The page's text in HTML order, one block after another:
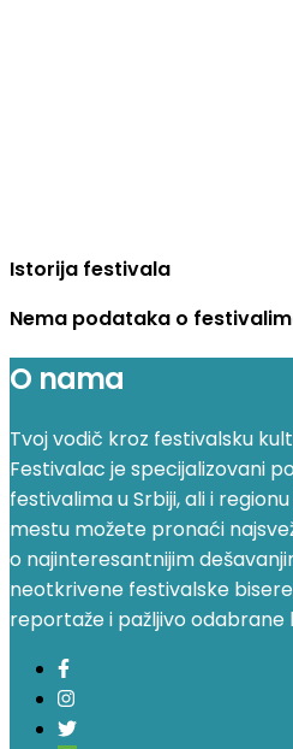
Istorija festivala
Nema podataka o
O nama
Tvoj vodič kroz festivalsku
Festivalac je specijalizovani
festivalima u Srbiji, ali i
mestu možete pronaći
o najinteresantnijim
neotkrivene festivalske
reportaže i pažljivo odabrane